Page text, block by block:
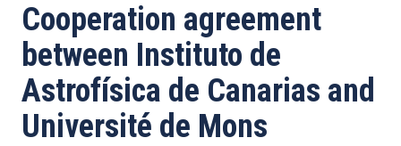
Cooperation agreement
between Instituto de
Astrofísica de Canarias and
Université de Mons